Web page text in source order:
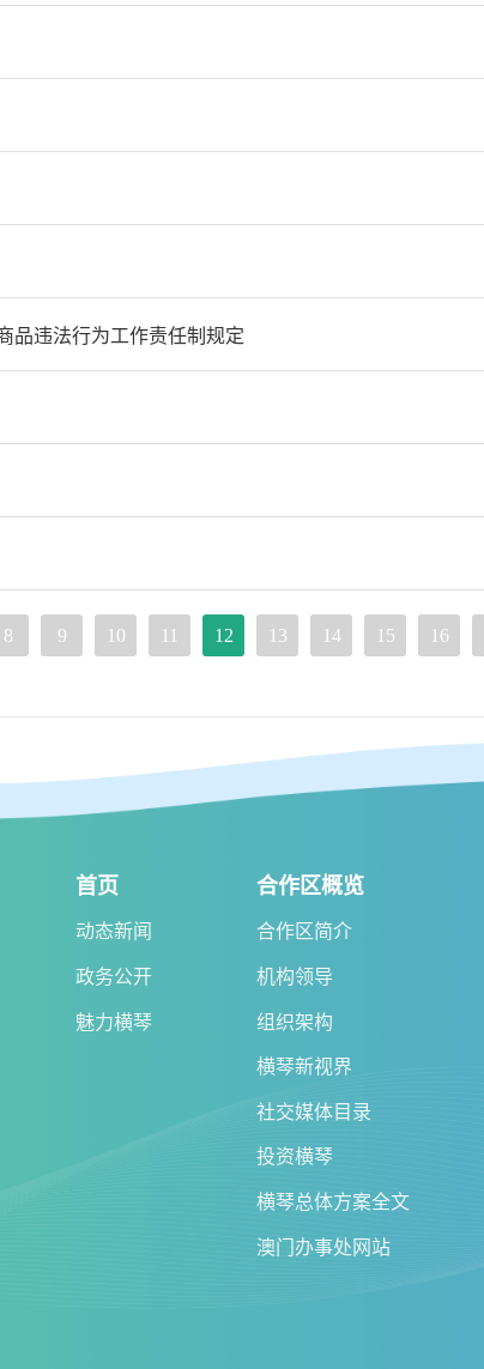
品违法行为工作责任制规定
8 9 10 11 12 13 14 15 16
首页
动态新闻
政务公开
魅力横琴
合作区概览
合作区简介
机构领导
组织架构
横琴新视界
社交媒体目录
投资横琴
横琴总体方案全文
澳门办事处网站